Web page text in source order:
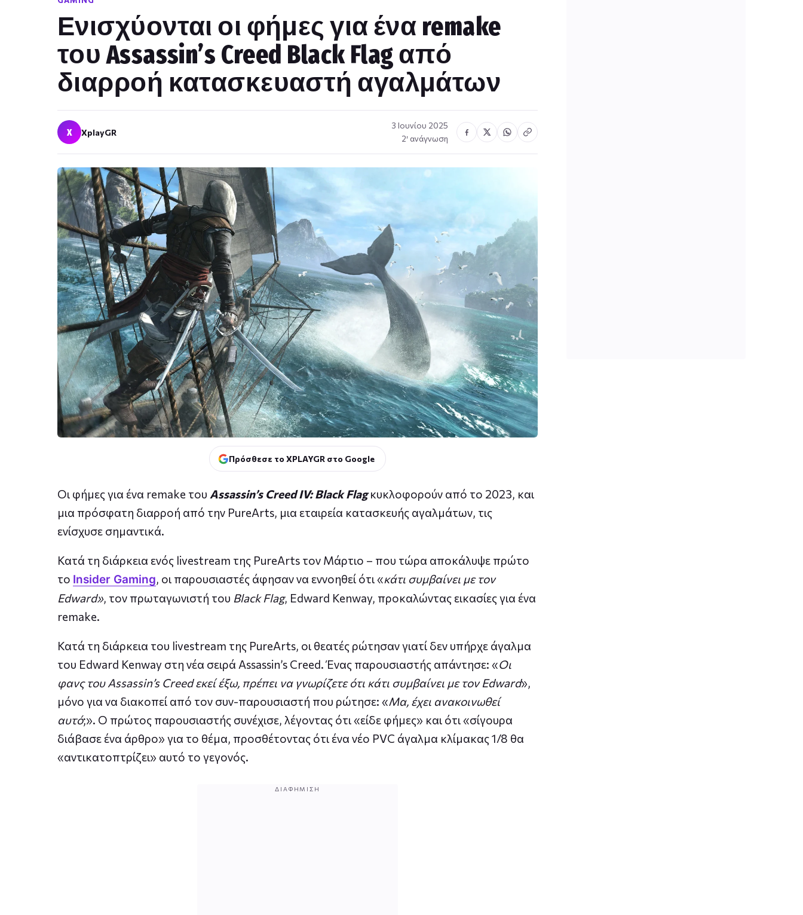
Ενισχύονται οι φήμες για ένα remake
του Assassin’s Creed Black Flag από
διαρροή κατασκευαστή αγαλμάτων
X XplayGR
3 Ιουνίου 2025
2′ ανάγνωση
Πρόσθεσε το XPLAYGR στο Google
Οι φήμες για ένα remake του Assassin’s Creed IV: Black Flagκυκλοφορούν από το 2023, και
μια πρόσφατη διαρροή από την PureArts, μια εταιρεία κατασκευής αγαλμάτων, τις
ενίσχυσε σημαντικά.
Κατά τη διάρκεια ενός livestream της PureArts τον Μάρτιο – που τώρα αποκάλυψε πρώτο
το Insider Gaming, οι παρουσιαστές άφησαν να εννοηθεί ότι «κάτι συμβαίνει με τον
Edward», τον πρωταγωνιστή του Black Flag, Edward Kenway, προκαλώντας εικασίες για ένα
remake.
Κατά τη διάρκεια του livestream της PureArts, οι θεατές ρώτησαν γιατί δεν υπήρχε άγαλμα
του Edward Kenway στη νέα σειρά Assassin’s Creed. Ένας παρουσιαστής απάντησε: «Οι
φανς του Assassin’s Creed εκεί έξω, πρέπει να γνωρίζετε ότι κάτι συμβαίνει με τον Edward»,
μόνο για να διακοπεί από τον συν-παρουσιαστή που ρώτησε: «Μα, έχει ανακοινωθεί
αυτό;». Ο πρώτος παρουσιαστής συνέχισε, λέγοντας ότι «είδε φήμες» και ότι «σίγουρα
διάβασε ένα άρθρο» για το θέμα, προσθέτοντας ότι ένα νέο PVC άγαλμα κλίμακας 1/8 θα
«αντικατοπτρίζει» αυτό το γεγονός.
ΔΙΑΦΉΜΙΣΗ